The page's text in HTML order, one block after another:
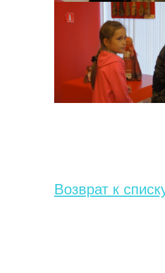
Возврат к